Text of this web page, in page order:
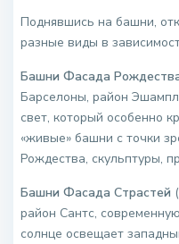
Поднявшись на башни,
разные виды в
Башни Фасада
Барселоны, район
свет, который особенно
«живые» башни с точки
Рождества, скульптуры,
Башни Фасада Страстей
район Сантс,
солнце освещает